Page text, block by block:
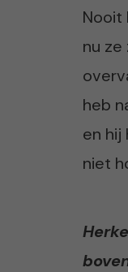
Nooit
nu ze
heb
en hij
niet